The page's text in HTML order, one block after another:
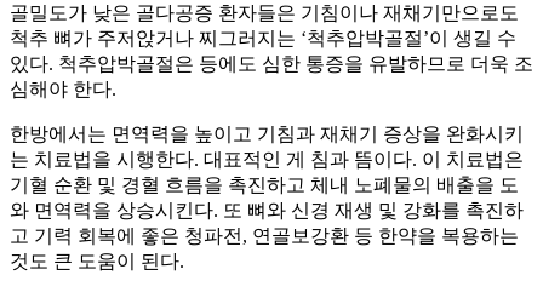
골밀도가 낮은 골다공증 환자들은 기침이나 재채기만으로도
척추 뼈가 주저앉거나 찌그러지는 ‘척추압박골절’이 생길 수
있다. 척추압박골절은 등에도 심한 통증을 유발하므로 더욱 조
심해야 한다.
한방에서는 면역력을 높이고 기침과 재채기 증상을 완화시키
는 치료법을 시행한다. 대표적인 게 침과 뜸이다. 이 치료법은
기혈 순환 및 경혈 흐름을 촉진하고 체내 노폐물의 배출을 도
와 면역력을 상승시킨다. 또 뼈와 신경 재생 및 강화를 촉진하
고 기력 회복에 좋은 청파전, 연골보강환 등 한약을 복용하는
것도 큰 도움이 된다.